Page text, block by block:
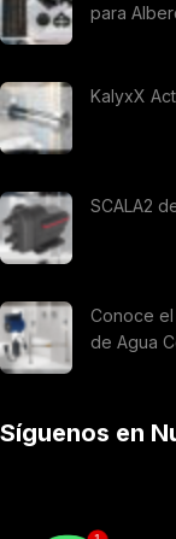
para
KalyxX
SCALA2
Conoce
de Agua
Síguenos en